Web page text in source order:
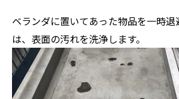
ベランダに置いてあった物品を一時退
は、表面の汚れを洗浄します。